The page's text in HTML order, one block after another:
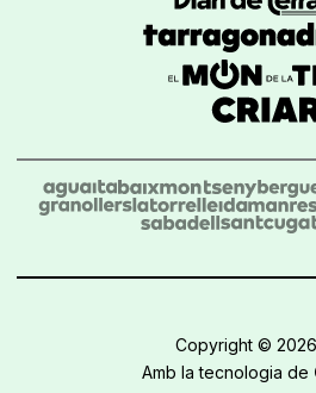
Copyright ©
Amb la tecnologia de